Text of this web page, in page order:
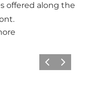
offered along the
Previous
Next